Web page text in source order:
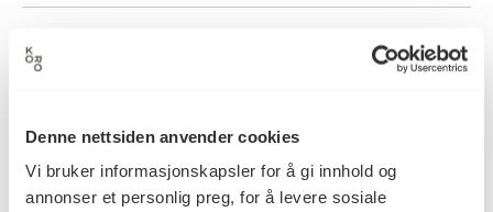
Denne nettsiden anvender cookies
Vi bruker informasjonskapsler for å gi innhold og
annonser et personlig preg, for å levere sosiale
Kunstner
Kategori Fotografi